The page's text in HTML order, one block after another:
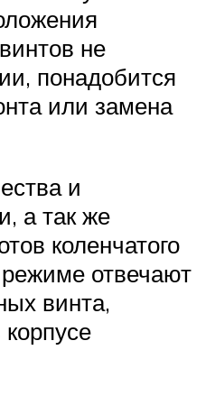
не
понадобится
или замена
и
а так же
коленчатого
отвечают
винта,